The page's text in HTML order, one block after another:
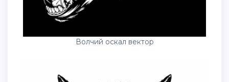
Волчий оскал вектор